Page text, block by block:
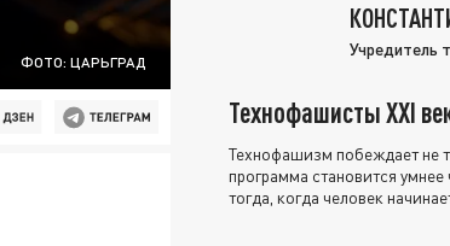
ФОТО: ЦАРЬГРАД
Учредитель
Технофашисты XXI
Технофашизм побеждает не
программа становится
тогда, когда человек